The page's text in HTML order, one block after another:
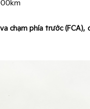
chạm phía trước (FCA),